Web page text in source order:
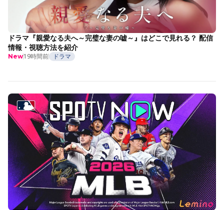
ドラマ『親愛なる夫へ～完璧な妻の嘘～』はどこで見れる？ 配信
情報・視聴方法を紹介
New19時間前 ドラマ